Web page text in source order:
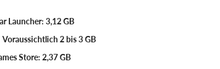
Launcher: 3,12 GB
Voraussichtlich 2 bis 3 GB
Store: 2,37 GB